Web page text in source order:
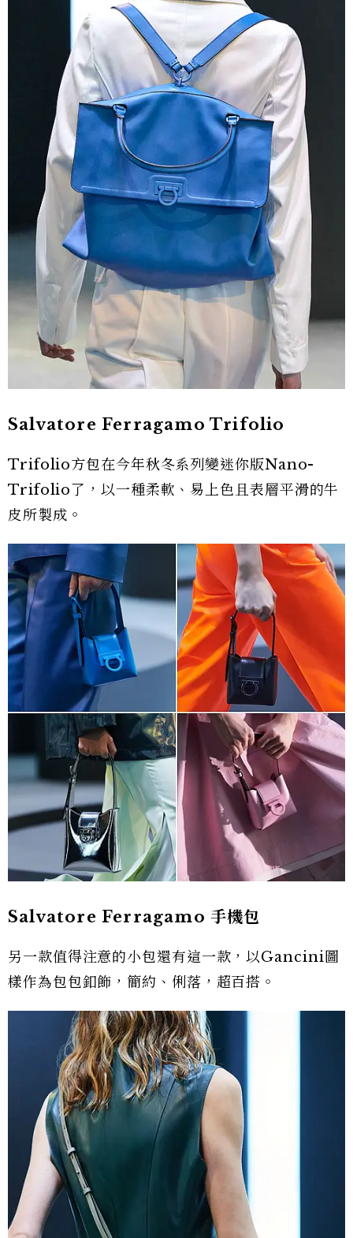
Salvatore Ferragamo Trifolio
Trifolio方包在今年秋冬系列變迷你版Nano-
Trifolio了，以一種柔軟、易上色且表層平滑的牛
皮所製成。
Salvatore Ferragamo 手機包
另一款值得注意的小包還有這一款，以Gancini圖
樣作為包包釦飾，簡約、俐落，超百搭。